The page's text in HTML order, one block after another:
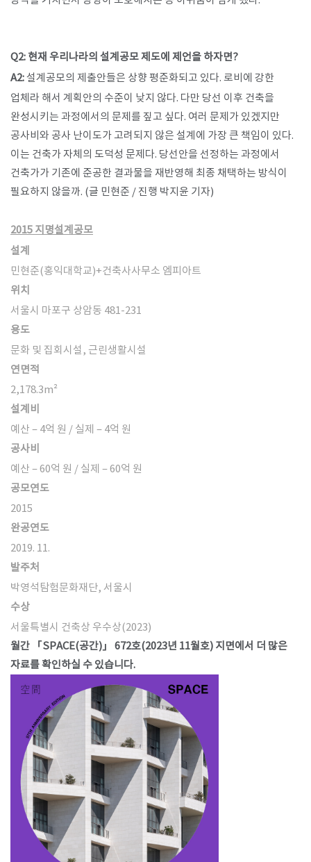
Q2: 현재 우리나라의 설계공모 제도에 제언을 하자면?​​
A2:설계공모의 제출안들은 상향 평준화되고 있다. 로비에 강한
업체라 해서 계획안의 수준이 낮지 않다. 다만 당선 이후 건축을
완성시키는 과정에서의 문제를 짚고 싶다. 여러 문제가 있겠지만
공사비와 공사 난이도가 고려되지 않은 설계에 가장 큰 책임이 있다.
이는 건축가 자체의 도덕성 문제다. 당선안을 선정하는 과정에서
건축가가 기존에 준공한 결과물을 재반영해 최종 채택하는 방식이
필요하지 않을까. (글 민현준 / 진행 박지윤 기자)
2015 지명설계공모
설계
민현준(홍익대학교)+건축사사무소 엠피아트
위치
서 울시 마포구 상암동 481-231
용도
문화 및 집회시설, 근린생활시설
연면적
2,178.3m²
설계비
예산 – 4억 원 / 실제 – 4억 원
공사비
예산 – 60억 원 / 실제 – 60억 원
공모연도
2015
완공연도
2019. 11.
발주처
박영석탐험문화재단, 서울시
수상
서울특별시 건축상 우수상(2023)
월간 「SPACE(공간)」 672호(2023년 11월호) 지면에서 더 많은
자료를 확인하실 수 있습니다.